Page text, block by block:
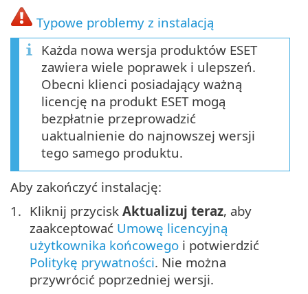
Typowe problemy z instalacją
Każda nowa wersja produktów ESET
zawiera wiele poprawek i ulepszeń.
Obecni klienci posiadający ważną
licencję na produkt ESET mogą
bezpłatnie przeprowadzić
uaktualnienie do najnowszej wersji
tego samego produktu.
Aby zakończyć instalację:
Kliknij przycisk Aktualizuj teraz, aby
zaakceptować Umowę licencyjną
użytkownika końcowego i potwierdzić
Politykę prywatności. Nie można
przywrócić poprzedniej wersji.